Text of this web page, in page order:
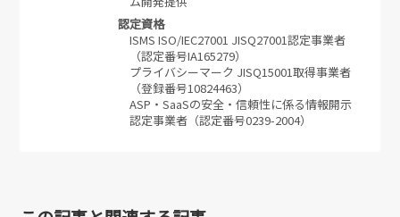
認定資格
ISMS ISO/IEC27001 JISQ27001認定事業者
（認定番号IA165279）
プライバシーマーク JISQ15001取得事業者
（登録番号10824463）
ASP・SaaSの安全・信頼性に係る情報開示
認定事業者（認定番号0239-2004）